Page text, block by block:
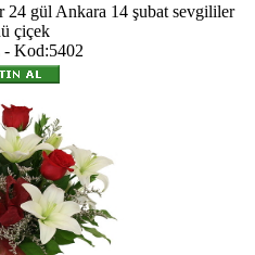
24 gül Ankara 14 şubat sevgililer
çiçek
- Kod:5402